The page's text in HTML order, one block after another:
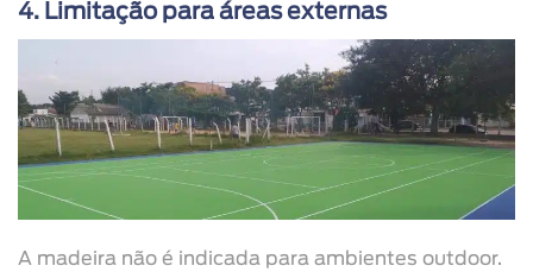
4. Limitação para áreas externas
A madeira não é indicada para ambientes outdoor.